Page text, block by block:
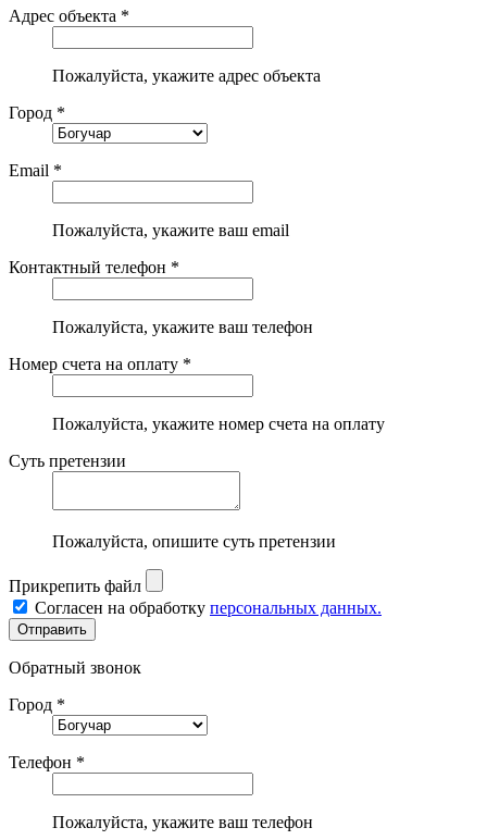
Адрес объекта *
Пожалуйста, укажите адрес объекта
Город *
Email *
Пожалуйста, укажите ваш email
Контактный телефон *
Пожалуйста, укажите ваш телефон
Номер счета на оплату *
Пожалуйста, укажите номер счета на оплату
Суть претензии
Пожалуйста, опишите суть претензии
Прикрепить файл
Согласен на обработку персональных данных.
Обратный звонок
Город *
Телефон *
Пожалуйста, укажите ваш телефон